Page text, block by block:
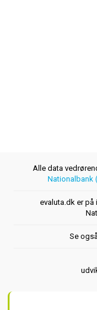
Alle data
Nationalbank
evaluta.dk er
Se